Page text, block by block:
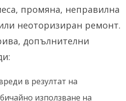
промяна, неправилна
неоторизиран ремонт.
допълнителни
в резултат на
използване на